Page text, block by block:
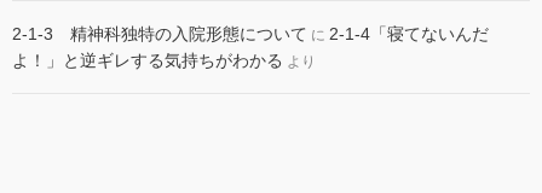
2-1-3 精神科独特の入院形態について に 2-1-4「寝てないんだ
よ！」と逆ギレする気持ちがわかる より